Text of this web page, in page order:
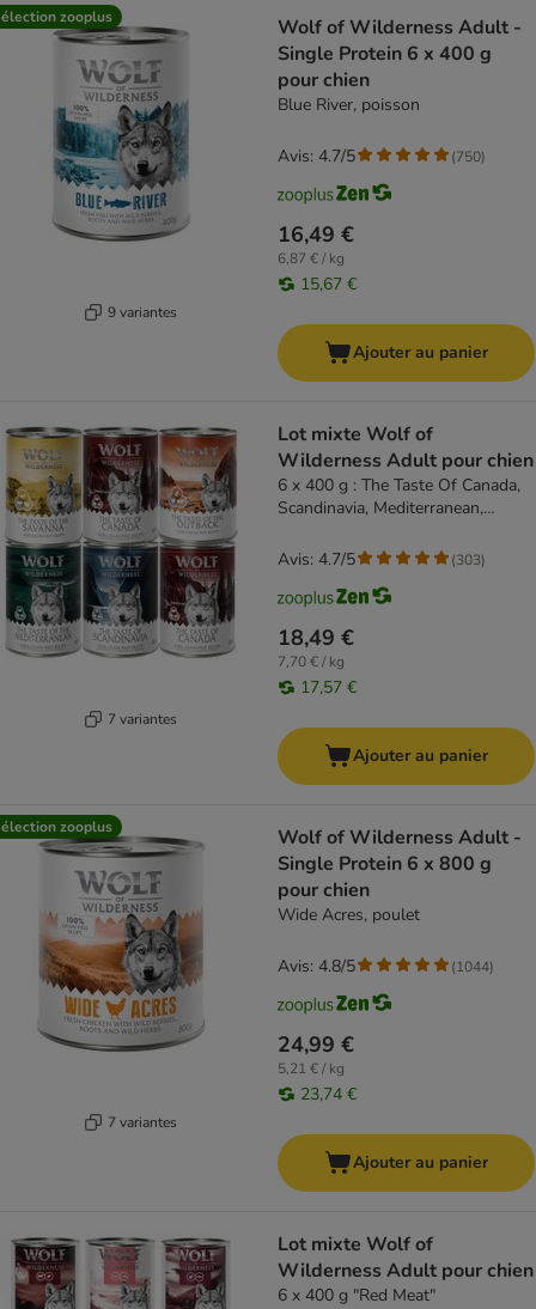
zooplus
9 variantes
Wolf of Wilderness Adult -
Single Protein 6 x 400 g
pour chien
Blue River, poisson
16,49 €
6,87 € / kg
15,67 €
Avis: 4.7/5 (750)
Ajouter au panier
7 variantes
Lot mixte Wolf of
Wilderness Adult pour chien
6 x 400 g : The Taste Of Canada,
Scandinavia, Mediterranean,
18,49 €
7,70 € / kg
17,57 €
Avis: 4.7/5 (303)
Ajouter au panier
zooplus
7 variantes
Wolf of Wilderness Adult -
Single Protein 6 x 800 g
pour chien
Wide Acres, poulet
24,99 €
5,21 € / kg
23,74 €
Avis: 4.8/5 (1044)
Ajouter au panier
Lot mixte Wolf of
Wilderness Adult pour chien
6 x 400 g "Red Meat"